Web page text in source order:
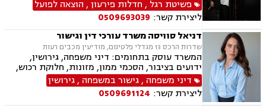
חברות, פירוקים והקפאת הליכים, מיזוגים ורכישות,
ליווי עסקי, ליווי מיזמי סטרטאפ.
פשיטת רגל , חדלות פירעון, הוצאה לפועל
ליצירת קשר: 0509693039
דניאל סוויסה משרד עורכי דין וגישור
שדרות הרכס 13 מגדלי פלטינום, מודיעין מכבים רעות
המשרד עוסק בתחומים: דיני משפחה, גירושין,
ידועים בציבור, הסכמי ממון, מזונות, חלוקת רכוש,
מעמד אישי, תיאום הורי, זמני שהות (החזקת ילדים),
אלימות במשפחה, ניכור הורי, אפוטרופסות, ירושות
וצוואות, גישור במשפחה, ליטיגציה, ייפוי כוח
דיני משפחה ,גישור במשפחה ,גירושין
ליצירת קשר: 0509691124